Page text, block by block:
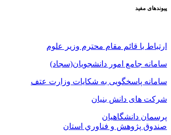
پیوندهای مفید
ارتباط با قائم مقام محترم وزیر علوم
سامانه جامع امور دانشجویان(سجاد)
سامانه پاسخگویی به شکایات وزارت عتف
شرکت های دانش بنیان
پرسمان دانشگاهیان
صندوق پژوهش و فناوري استان